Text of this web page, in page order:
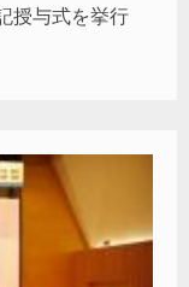
授与式を挙行